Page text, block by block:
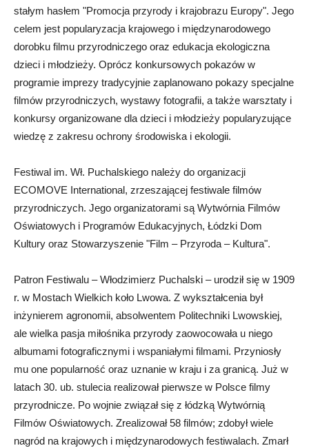
stałym hasłem "Promocja przyrody i krajobrazu Europy". Jego
celem jest popularyzacja krajowego i międzynarodowego
dorobku filmu przyrodniczego oraz edukacja ekologiczna
dzieci i młodzieży. Oprócz konkursowych pokazów w
programie imprezy tradycyjnie zaplanowano pokazy specjalne
filmów przyrodniczych, wystawy fotografii, a także warsztaty i
konkursy organizowane dla dzieci i młodzieży popularyzujące
wiedzę z zakresu ochrony środowiska i ekologii.
Festiwal im. Wł. Puchalskiego należy do organizacji
ECOMOVE International, zrzeszającej festiwale filmów
przyrodniczych. Jego organizatorami są Wytwórnia Filmów
Oświatowych i Programów Edukacyjnych, Łódzki Dom
Kultury oraz Stowarzyszenie "Film – Przyroda – Kultura".
Patron Festiwalu – Włodzimierz Puchalski – urodził się w 1909
r. w Mostach Wielkich koło Lwowa. Z wykształcenia był
inżynierem agronomii, absolwentem Politechniki Lwowskiej,
ale wielka pasja miłośnika przyrody zaowocowała u niego
albumami fotograficznymi i wspaniałymi filmami. Przyniosły
mu one popularność oraz uznanie w kraju i za granicą. Już w
latach 30. ub. stulecia realizował pierwsze w Polsce filmy
przyrodnicze. Po wojnie związał się z łódzką Wytwórnią
Filmów Oświatowych. Zrealizował 58 filmów; zdobył wiele
nagród na krajowych i międzynarodowych festiwalach. Zmarł